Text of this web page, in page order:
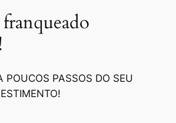
POUCOS PASSOS DO SEU